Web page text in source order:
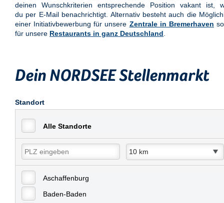
deinen Wunschkriterien entsprechende Position vakant ist,
du per E-Mail benachrichtigt. Alternativ besteht auch die
einer Initiativbewerbung für unsere Zentrale in Bremerhaven
für unsere Restaurants in ganz Deutschland
Dein NORDSEE Stellenmarkt
Standort
Alle Standorte
Aschaffenburg
Baden-Baden